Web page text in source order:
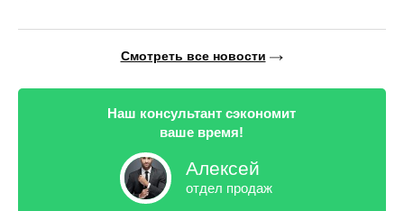
Смотреть все новости
Наш консультант сэкономит
ваше время!
Алексей
отдел продаж